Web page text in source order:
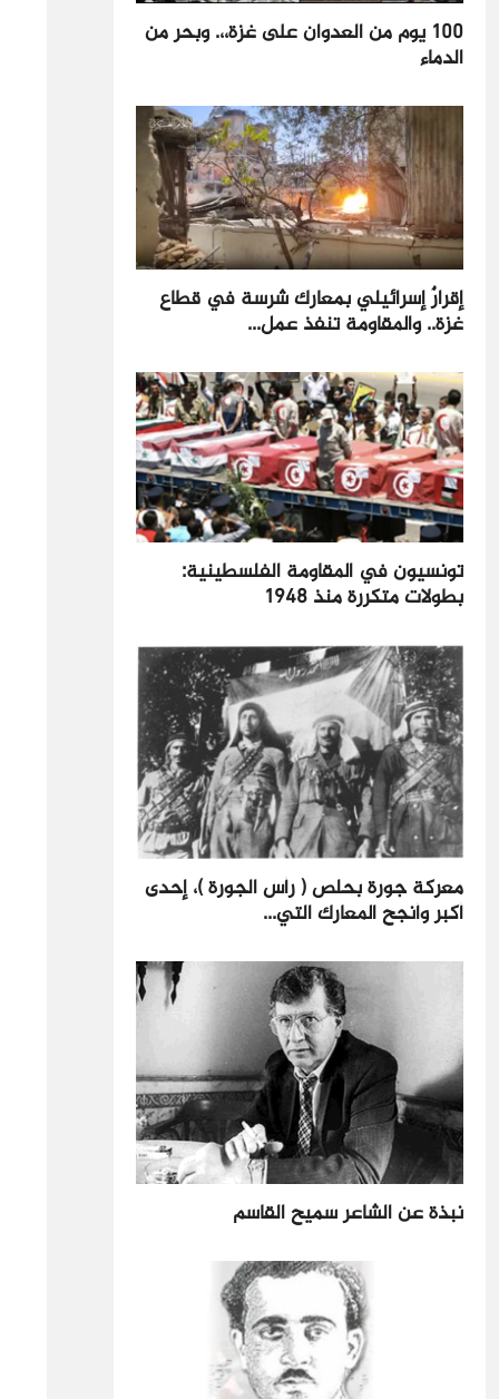
100 يوم من العدوان على غزة،،. وبحر من
الدماء
إقرارٌ إسرائيلي بمعارك شرسة في قطاع
غزة.. والمقاومة تنفذ عمل...
تونسيون في المقاومة الفلسطينية:
بطولات متكررة منذ​ 1948
معركة جورة بحلص ( رأس الجورة )، إحدى
أكبر وأنجح المعارك التي...
نبذة عن الشاعر سميح القاسم